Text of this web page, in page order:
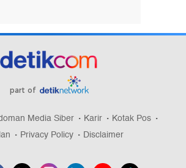
part of
Media Siber Karir
Kotak Pos
Privacy Policy Disclaimer